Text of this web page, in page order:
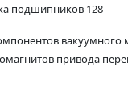
подшипников 128
вакуумного
привода